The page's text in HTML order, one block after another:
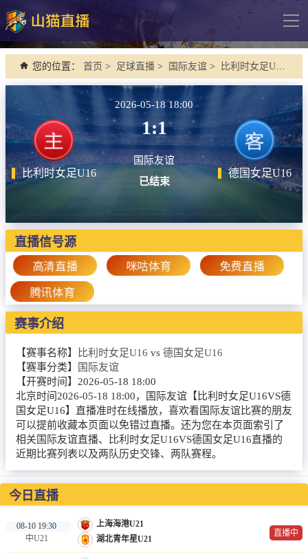
导
网站首页
德甲
法甲
西甲
欧冠杯
中超
篮球直播
NBA
CBA
录像
足球录像
篮球录像
新闻
足球新闻
篮球新闻
体育词条
您的位置： 首页 > 足球直播 > 国际友谊 > 比利时女足U16 VS 德国女足U16
比利时女足U16
2026-05-18 18:00
1:1
国际友谊
已结束
德国女足U16
直播信号源
高清直播 咪咕体育 免费直播
腾讯体育
赛事介绍
【赛事名称】 比利时女足U16 vs 德国女足U16
【赛事分类】
国际友谊
【开赛时间】 2026-05-18 18:00
北京时间2026-05-18 18:00，国际友谊【比利时女足U16VS德
国女足U16】直播准时在线播放，喜欢看国际友谊比赛的朋友
可以提前收藏本页面以免错过直播。还为您在本页面索引了
相关国际友谊直播、比利时女足U16VS德国女足U16直播的
近期比赛列表以及两队历史交锋、两队赛程。
今日直播
08-10 19:30
中U21
上海海港U21
湖北青年星U21
直播中